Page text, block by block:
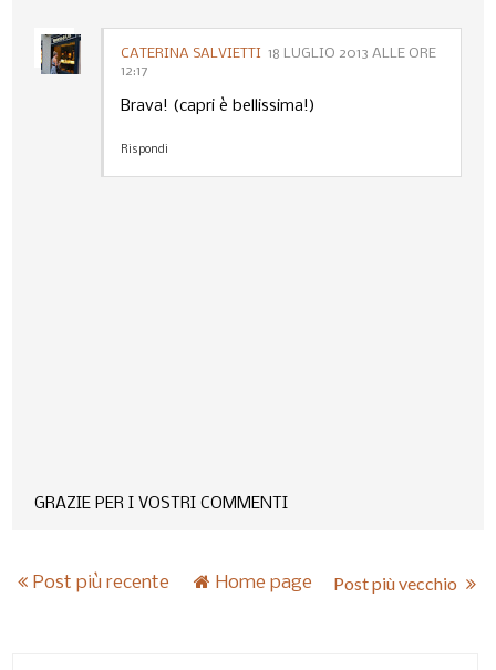
CATERINA SALVIETTI 18 LUGLIO 2013 ALLE ORE
12:17
Brava! (capri è bellissima!)
Rispondi
GRAZIE PER I VOSTRI COMMENTI
Post più recente Post più vecchio
Home page